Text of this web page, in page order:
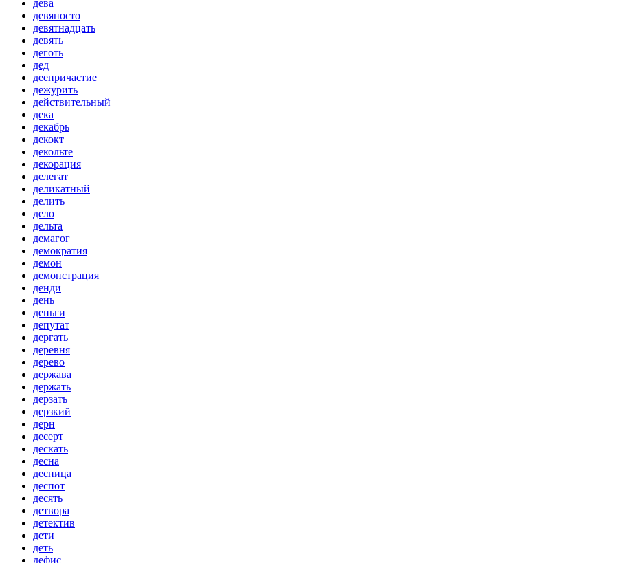
дева
девяносто
девятнадцать
девять
деготь
дед
деепричастие
дежурить
действительный
дека
декабрь
декокт
декольте
декорация
делегат
деликатный
делить
дело
дельта
демагог
демократия
демон
демонстрация
денди
день
деньги
депутат
дергать
деревня
дерево
держава
держать
дерзать
дерзкий
дерн
десерт
дескать
десна
десница
деспот
десять
детвора
детектив
дети
деть
дефис